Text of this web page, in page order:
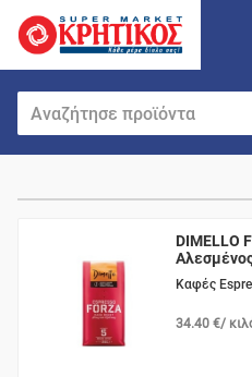
DIMELLO
Καφές
34.40 €/